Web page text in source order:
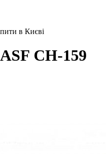
в Києві
CH-159